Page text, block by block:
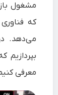
مشغول
که فناوری
می‌دهد.
معرفی